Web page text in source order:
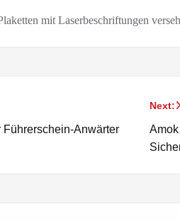
mit Laserbeschriftungen
Führerschein-Anwärter
Next: